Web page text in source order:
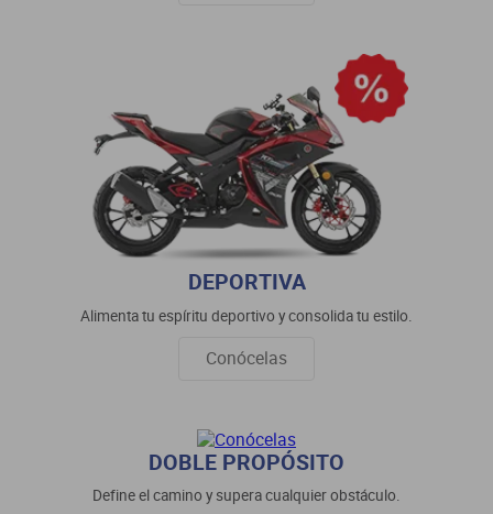
DEPORTIVA
Alimenta tu espíritu deportivo y consolida tu estilo.
Conócelas
DOBLE PROPÓSITO
Define el camino y supera cualquier obstáculo.